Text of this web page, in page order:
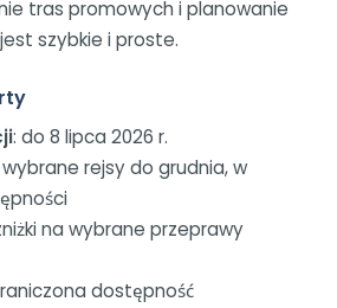
tras promowych i planowanie
szybkie i proste.
: do 8 lipca 2026 r.
wybrane rejsy do grudnia, w
na wybrane przeprawy
dostępność